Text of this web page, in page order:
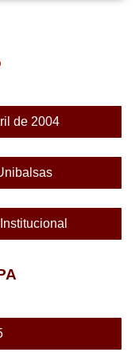
de 2004